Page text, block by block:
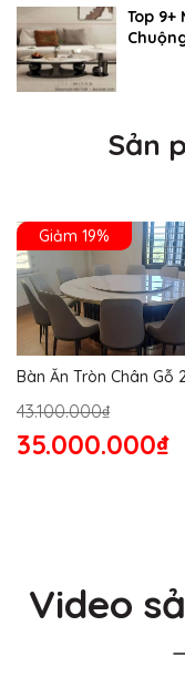
Top 9+
Sản
Giảm 19%
Bàn Ăn Tròn Chân Gỗ
43.100.000₫
35.000.000₫
Video